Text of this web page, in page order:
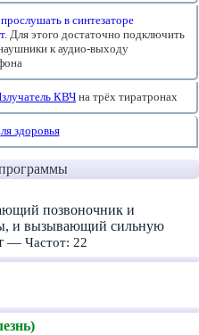
в синтезаторе
Для этого достаточно подключить
к аудио-выходу
КВЧ на трёх тиратронах
здоровья
позвоночник и
и вызывающий сильную
— Частот: 22